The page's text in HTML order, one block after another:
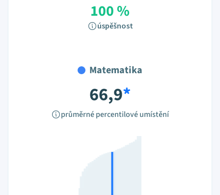
100 %
úspěšnost
Matematika
66,9*
průměrné percentilové umístění